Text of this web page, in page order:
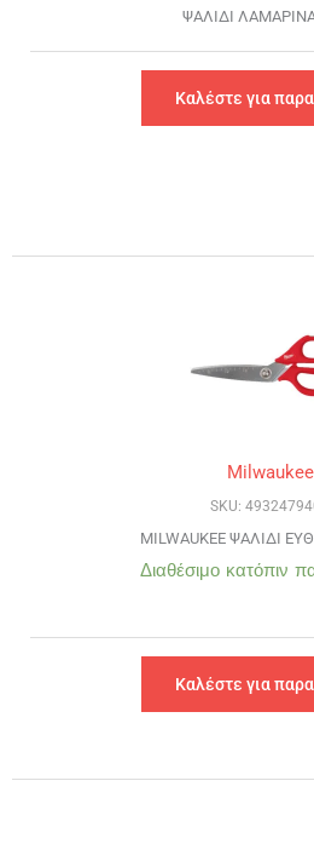
ΨΑΛΙΔΙ
Καλέστε για
Milwaukee
SKU:
MILWAUKEE ΨΑΛΙΔΙ
Διαθέσιμο κατόπιν
Καλέστε για